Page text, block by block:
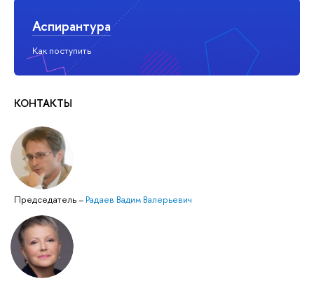
Аспирантура
Как поступить
КОНТАКТЫ
Председатель– Радаев Вадим Валерьевич